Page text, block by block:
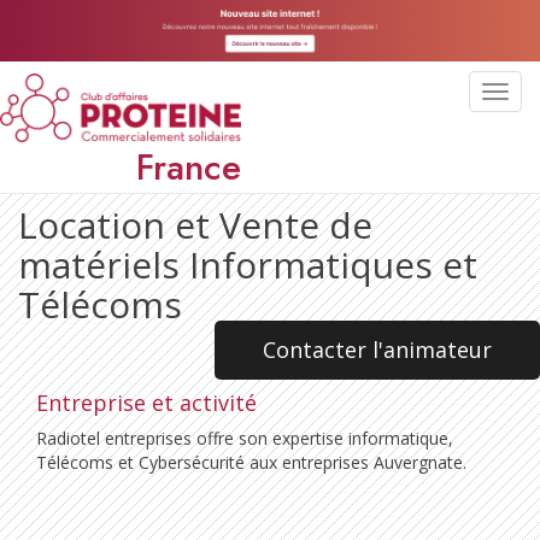
France
Location et Vente de
matériels Informatiques et
Télécoms
Contacter l'animateur
Entreprise et activité
Radiotel entreprises offre son expertise informatique,
Télécoms et Cybersécurité aux entreprises Auvergnate.